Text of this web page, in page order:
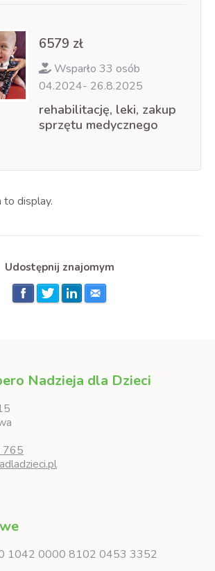
6579 zł
Wsparło 33 osób
04.2024- 26.8.2025
rehabilitację, leki, zakup
sprzętu medycznego
to display.
Udostępnij znajomym
Nadzieja dla Dzieci
765
1042 0000 8102 0453 3352